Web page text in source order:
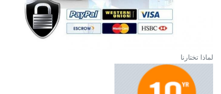
لماذا تختارنا